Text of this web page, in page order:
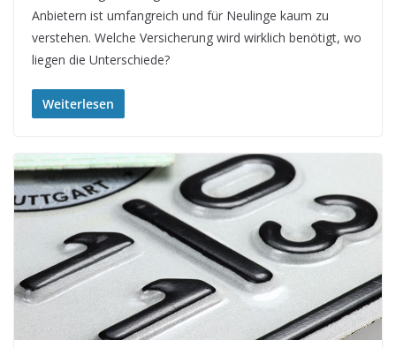
Anbietern ist umfangreich und für Neulinge kaum zu
verstehen. Welche Versicherung wird wirklich benötigt, wo
liegen die Unterschiede?
Weiterlesen